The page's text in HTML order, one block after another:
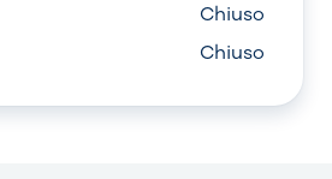
Chiuso
Chiuso